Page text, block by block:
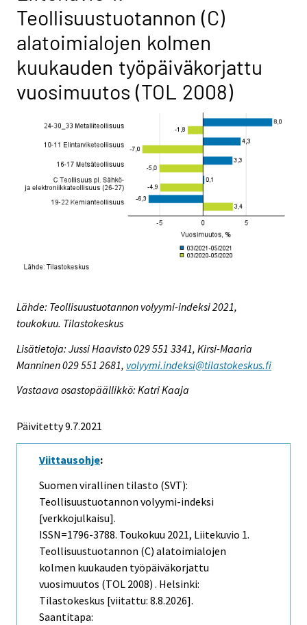
Teollisuustuotannon (C)
alatoimialojen kolmen
kuukauden työpäiväkorjattu
vuosimuutos (TOL 2008)
Lähde: Teollisuustuotannon volyymi-indeksi 2021,
toukokuu. Tilastokeskus
Lisätietoja: Jussi Haavisto 029 551 3341, Kirsi-Maaria
Manninen 029 551 2681, volyymi.indeksi@tilastokeskus.fi
Vastaava osastopäällikkö: Katri Kaaja
Päivitetty 9.7.2021
Viittausohje:
Suomen virallinen tilasto (SVT):
Teollisuustuotannon volyymi-indeksi
[verkkojulkaisu].
ISSN=1796-3788. Toukokuu 2021, Liitekuvio 1.
Teollisuustuotannon (C) alatoimialojen
kolmen kuukauden työpäiväkorjattu
vuosimuutos (TOL 2008) . Helsinki:
Tilastokeskus [viitattu: 8.8.2026].
Saantitapa: